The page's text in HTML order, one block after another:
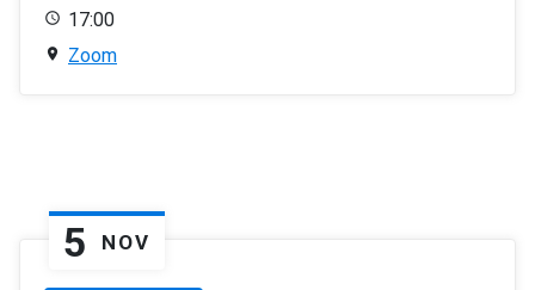
17:00
Zoom
5 NOV